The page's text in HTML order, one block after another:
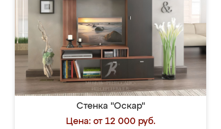
Стенка "Оскар"
Цена: от 12 000 руб.